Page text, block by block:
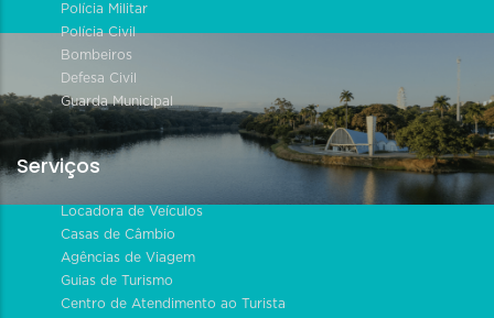
Polícia Militar
Polícia Civil
Bombeiros
Defesa Civil
Guarda Municipal
Serviços
Locadora de Veículos
Casas de Câmbio
Agências de Viagem
Guias de Turismo
Centro de Atendimento ao Turista